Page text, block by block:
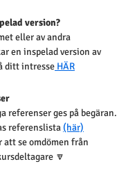
version?
eller av andra
en inspelad version av
ditt intresse HÄR
referenser ges på begäran.
referenslista (här)
att se omdömen från
🔽